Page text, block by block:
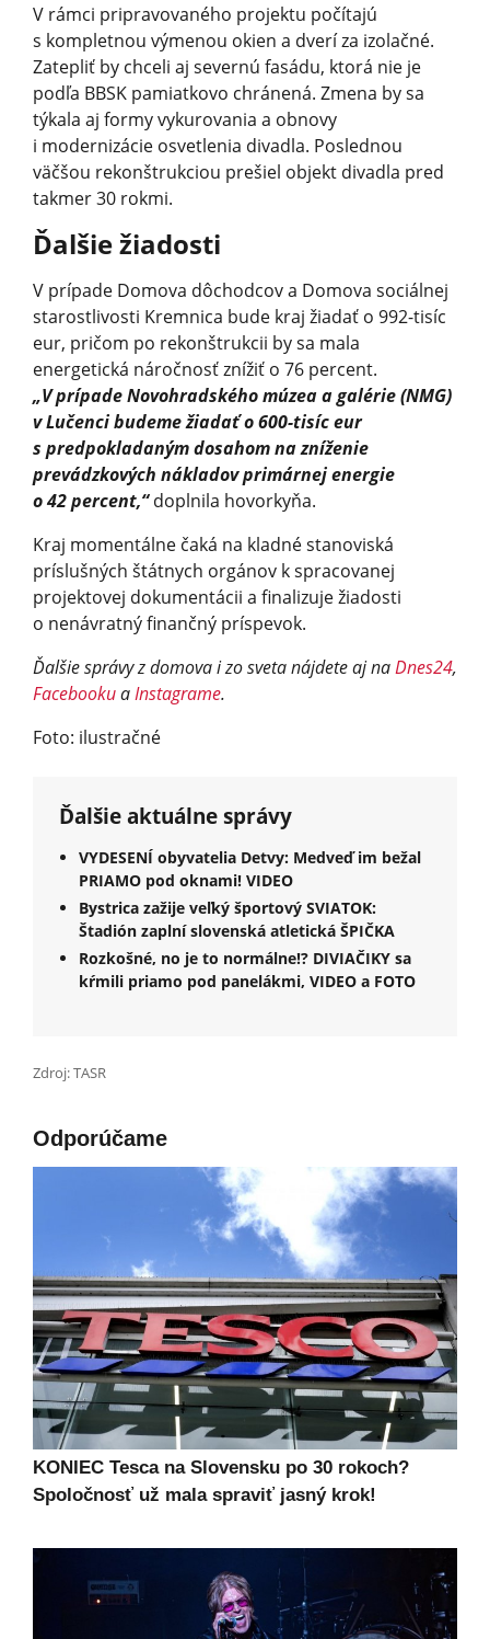
V rámci pripravovaného projektu počítajú
s kompletnou výmenou okien a dverí za izolačné.
Zatepliť by chceli aj severnú fasádu, ktorá nie je
podľa BBSK pamiatkovo chránená. Zmena by sa
týkala aj formy vykurovania a obnovy
i modernizácie osvetlenia divadla. Poslednou
väčšou rekonštrukciou prešiel objekt divadla pred
takmer 30 rokmi.
Ďalšie žiadosti
V prípade Domova dôchodcov a Domova sociálnej
starostlivosti Kremnica bude kraj žiadať o 992-tisíc
eur, pričom po rekonštrukcii by sa mala
energetická náročnosť znížiť o 76 percent.
„V prípade Novohradského múzea a galérie (NMG)
v Lučenci budeme žiadať o 600-tisíc eur
s predpokladaným dosahom na zníženie
prevádzkových nákladov primárnej energie
o 42 percent,“doplnila hovorkyňa.
Kraj momentálne čaká na kladné stanoviská
príslušných štátnych orgánov k spracovanej
projektovej dokumentácii a finalizuje žiadosti
o nenávratný finančný príspevok.
Ďalšie správy z domova i zo sveta nájdete aj naDnes24,
FacebookuaInstagrame.
Foto: ilustračné
Ďalšie aktuálne správy
VYDESENÍ obyvatelia Detvy: Medveď im bežal
PRIAMO pod oknami! VIDEO
Bystrica zažije veľký športový SVIATOK:
Štadión zaplní slovenská atletická ŠPIČKA
Rozkošné, no je to normálne!? DIVIAČIKY sa
kŕmili priamo pod panelákmi, VIDEO a FOTO
Zdroj: TASR
Odporúčame
KONIEC Tesca na Slovensku po 30 rokoch?
Spoločnosť už mala spraviť jasný krok!